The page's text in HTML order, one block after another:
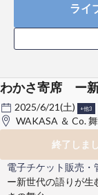
ライ
わかさ寄席 ー
2025/6/21(土) +他3
WAKASA ＆ Co.
終了しま
電子チケット販売
ー新世代の語りが生